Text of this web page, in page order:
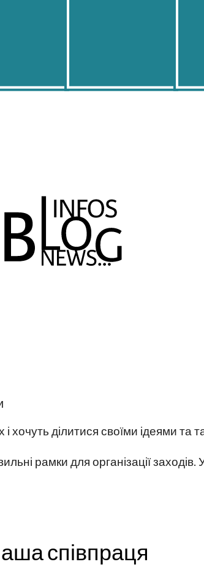
ділитися своїми ідеями та
рамки для організації
співпраця